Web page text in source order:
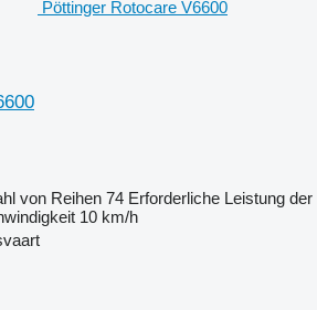
Pöttinger Rotocare V6600
von Reihen 74 Erforderliche Leistung der
10 km/h